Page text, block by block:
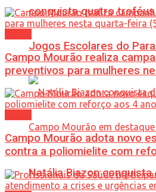
conquista quatro
Jogos Escolares do
Natália Biazon
Campo Mourão realiza
preventivos para mulheres
Campo Mourão adota novo
contra a poliomielite com